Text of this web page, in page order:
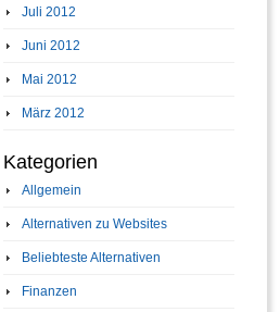
Juli 2012
Juni 2012
Mai 2012
März 2012
Kategorien
Allgemein
Alternativen zu Websites
Beliebteste Alternativen
Finanzen